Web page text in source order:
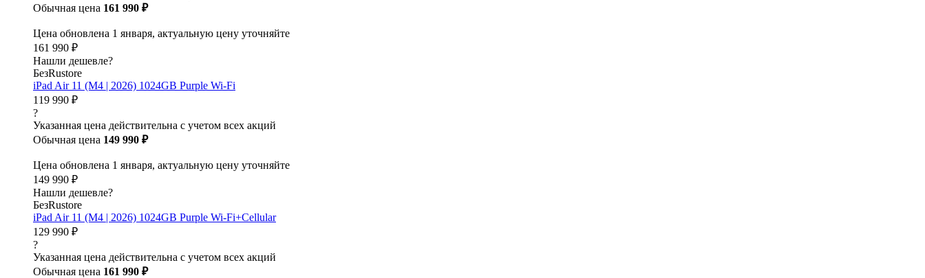
Обычная цена 161 990 ₽
Цена обновлена 1 января, актуальную цену уточняйте
161 990 ₽
Нашли дешевле?
БезRustore
iPad Air 11 (M4 | 2026) 1024GB Purple Wi-Fi
119 990 ₽
?
Указанная цена действительна с учетом всех акций
Обычная цена 149 990 ₽
Цена обновлена 1 января, актуальную цену уточняйте
149 990 ₽
Нашли дешевле?
БезRustore
iPad Air 11 (M4 | 2026) 1024GB Purple Wi-Fi+Cellular
129 990 ₽
?
Указанная цена действительна с учетом всех акций
Обычная цена 161 990 ₽